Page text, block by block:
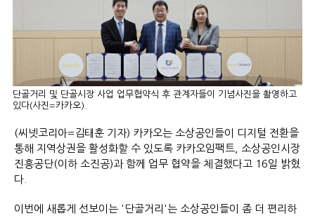
단골거리 및 단골시장 사업 업무협약식 후 관계자들이 기념사진을 촬영하고
있다(사진=카카오).
(씨넷코리아=김태훈 기자) 카카오는 소상공인들이 디지털 전환을
통해 지역상권을 활성화할 수 있도록 카카오임팩트, 소상공인시장
진흥공단(이하 소진공)과 함께 업무 협약을 체결했다고 16일 밝혔
다.
이번에 새롭게 선보이는 '단골거리'는 소상공인들이 좀 더 편리하